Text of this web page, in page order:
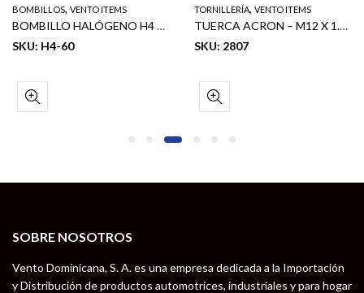
BOMBILLOS, VENTO ITEMS
BOMBILLO HALÓGENO H4 – 12V 60/55W (P43T) – DOT A
SKU: H4-60
TORNILLERÍA, VENTO ITEMS
TUERCA ACRON – M12 X 1.50 (20 PCS)
SKU: 2807
SOBRE NOSOTROS
Vento Dominicana, S. A. es una empresa dedicada a la Importación
y Distribución de productos automotrices, industriales y para hogar